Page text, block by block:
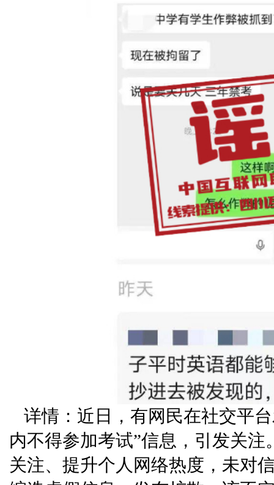
详情：近日，有网民在社交平
内不得参加考试”信息，引发关
关注、提升个人网络热度，未对